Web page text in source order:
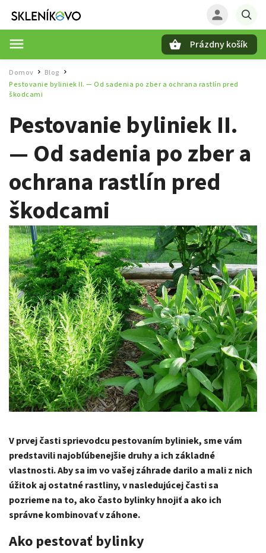
Prázdny košík
Domov Blog
Pestovanie byliniek II. — Od sadenia po zber a ochrana rastlín pred
škodcami
Pestovanie byliniek II.
— Od sadenia po zber a
ochrana rastlín pred
škodcami
V prvej časti sprievodcu pestovaním byliniek, sme vám
predstavili najobľúbenejšie druhy a ich základné
vlastnosti. Aby sa im vo vašej záhrade darilo a mali z nich
úžitok aj ostatné rastliny, v nasledujúcej časti sa
pozrieme na to, ako často bylinky hnojiť a ako ich
správne kombinovať v záhone.
Ako pestovať bylinky